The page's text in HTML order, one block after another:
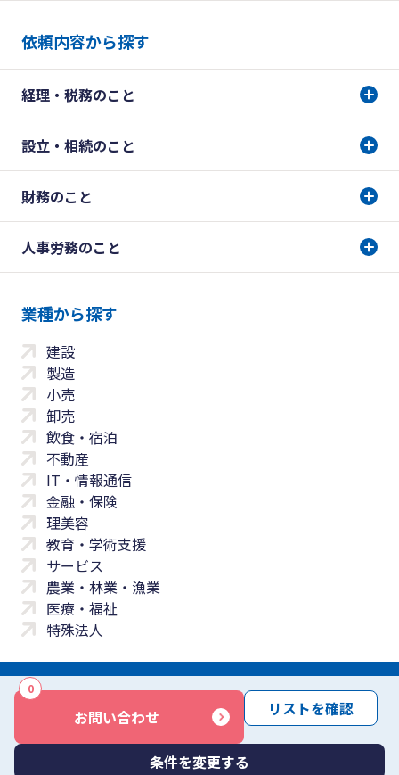
お問い合わせ
0
リストを確認
条件を変更する
依頼内容から探す
経理・税務のこと
設立・相続のこと
財務のこと
人事労務のこと
業種から探す
建設
製造
小売
卸売
飲食・宿泊
不動産
IT・情報通信
金融・保険
理美容
教育・学術支援
サービス
農業・林業・漁業
医療・福祉
特殊法人
サイトマップ 免責事項
サービス利用規約
商標について反社会勢力に対する基本方針 お問い合わせ
Copyright © Yayoi Co., Ltd. All rights reserved.